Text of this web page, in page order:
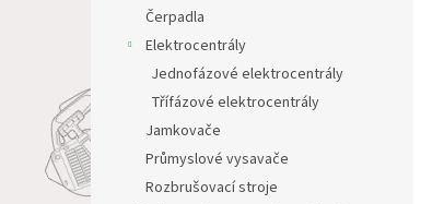
Čerpadla
Elektrocentrály
Jednofázové elektrocentrály
Třífázové elektrocentrály
Jamkovače
Průmyslové vysavače
Rozbrušovací stroje